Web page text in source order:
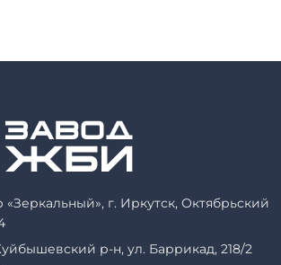
«Зеркальный», г. Иркутск, Октябрьский
р-н, ул. Баррикад, 218/2